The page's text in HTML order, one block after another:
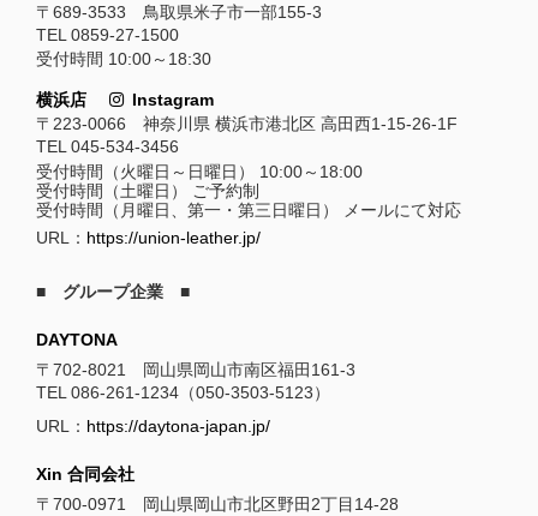
〒689-3533 鳥取県米子市一部155-3
TEL 0859-27-1500
受付時間 10:00～18:30
横浜店
Instagram
〒223-0066 神奈川県 横浜市港北区 高田西1-15-26-1F
TEL 045-534-3456
受付時間（火曜日～日曜日） 10:00～18:00
受付時間（土曜日） ご予約制
受付時間（月曜日、第一・第三日曜日） メールにて対応
URL： https://union-leather.jp/
■ グループ企業 ■
DAYTONA
〒702-8021 岡山県岡山市南区福田161-3
TEL 086-261-1234（050-3503-5123）
URL： https://daytona-japan.jp/
Xin 合同会社
〒700-0971 岡山県岡山市北区野田2丁目14-28